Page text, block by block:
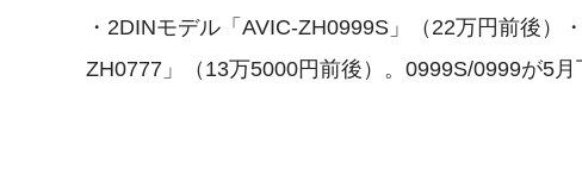
・2DINモデル「AVIC-ZH0999S」（22万円前後
ZH0777」（13万5000円前後）。0999S/0999が5月